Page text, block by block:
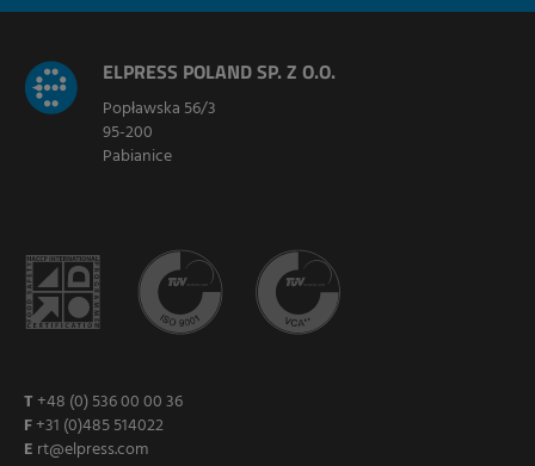
ELPRESS POLAND SP. Z O.O.
Popławska 56/3
95-200
Pabianice
T +48 (0) 536 00 00 36
F+31 (0)485 514022
E rt@elpress.com